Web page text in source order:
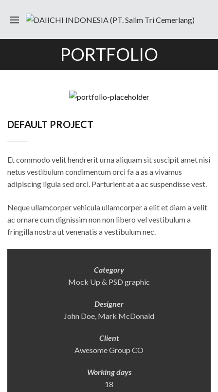
PORTFOLIO
DEFAULT PROJECT
Et commodo velit hendrerit urna aliquam sit suscipit amet nisi
netus vestibulum condimentum orci fa a as a vivamus
adipiscing ligula sed orci. Parturient at a ac suspendisse vest.
Neque ullamcorper vehicula ullamcorper a elit et diam a velit
ac ornare cum dignissim non non libero vel vestibulum a
fringilla nostra ut venenatis a vestibulum nec.
Category
Mock Up & PSD graphic
Designer
John Doe, Mark McDonald
Client
Awesome Group CO
Working days
18